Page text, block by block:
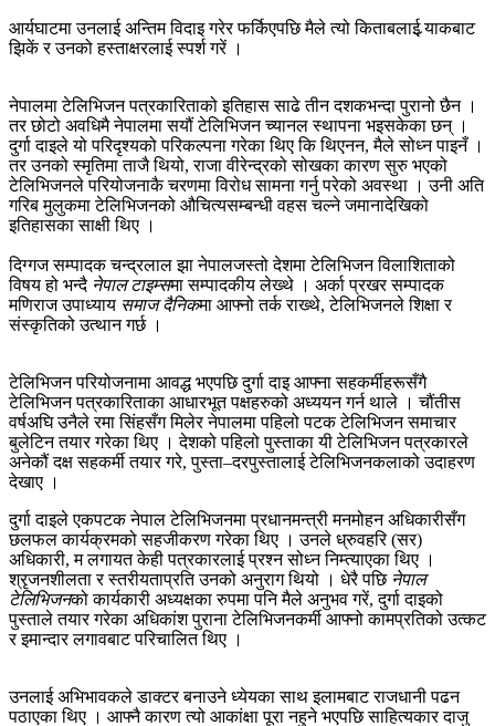
आर्यघाटमा उनलाई अन्तिम विदाइ गरेर फर्किएपछि मैले त्यो किताबलाई र्‍याकबाट
झिकें र उनको हस्ताक्षरलाई स्पर्श गरें ।
नेपालमा टेलिभिजन पत्रकारिताको इतिहास साढे तीन दशकभन्दा पुरानो छैन ।
तर छोटो अवधिमै नेपालमा सयौं टेलिभिजन च्यानल स्थापना भइसकेका छन् ।
दुर्गा दाइले यो परिदृश्यको परिकल्पना गरेका थिए कि थिएनन, मैले सोध्‍न पाइनँ ।
तर उनको स्मृतिमा ताजै थियो, राजा वीरेन्द्रको सोखका कारण सुरु भएको
टेलिभिजनले परियोजनाकै चरणमा विरोध सामना गर्नु परेको अवस्था । उनी अति
गरिब मुलुकमा टेलिभिजनको औचित्यसम्बन्धी वहस चल्ने जमानादेखिको
इतिहासका साक्षी थिए ।
दिग्गज सम्पादक चन्द्रलाल झा नेपालजस्तो देशमा टेलिभिजन विलाशिताको
विषय हो भन्दै नेपाल टाइम्समा सम्पादकीय लेख्थे । अर्का प्रखर सम्पादक
मणिराज उपाध्याय समाज दैनिकमा आफ्नो तर्क राख्थे, टेलिभिजनले शिक्षा र
संस्कृतिको उत्थान गर्छ ।
टेलिभिजन परियोजनामा आवद्ध भएपछि दुर्गा दाइ आफ्ना सहकर्मीहरूसँगै
टेलिभिजन पत्रकारिताका आधारभूत पक्षहरुको अध्ययन गर्न थाले । चौंतीस
वर्षअघि उनैले रमा सिंहसँग मिलेर नेपालमा पहिलो पटक टेलिभिजन समाचार
बुलेटिन तयार गरेका थिए । देशको पहिलो पुस्ताका यी टेलिभिजन पत्रकारले
अनेकौं दक्ष सहकर्मी तयार गरे, पुस्ता–दरपुस्तालाई टेलिभिजनकलाको उदाहरण
देखाए ।
दुर्गा दाइले एकपटक नेपाल टेलिभिजनमा प्रधानमन्त्री मनमोहन अधिकारीसँग
छलफल कार्यक्रमको सहजीकरण गरेका थिए । उनले ध्रुवहरि (सर)
अधिकारी, म लगायत केही पत्रकारलाई प्रश्न सोध्‍न निम्त्याएका थिए ।
श्रृजनशीलता र स्तरीयताप्रति उनको अनुराग थियो । धेरै पछि नेपाल
टेलिभिजनको कार्यकारी अध्यक्षका रुपमा पनि मैले अनुभव गरें, दुर्गा दाइको
पुस्ताले तयार गरेका अधिकांश पुराना टेलिभिजनकर्मी आफ्नो कामप्रतिको उत्कट
र इमान्दार लगावबाट परिचालित थिए ।
उनलाई अभिभावकले डाक्टर बनाउने ध्येयका साथ इलामबाट राजधानी पढन
पठाएका थिए । आफ्नै कारण त्यो आकांक्षा पूरा नहुने भएपछि साहित्यकार दाजु